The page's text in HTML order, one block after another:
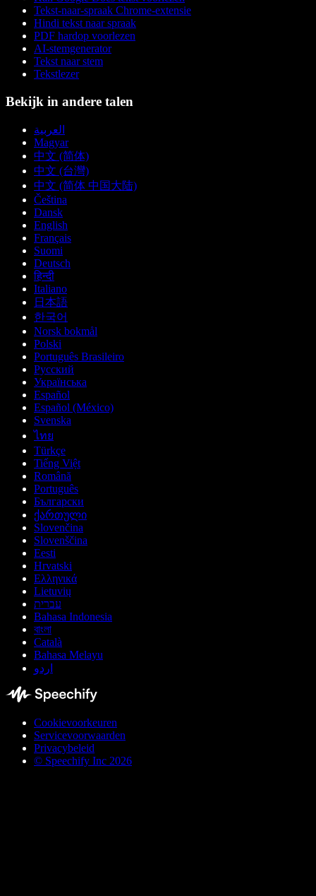
Tekst-naar-spraak Chrome-extensie
Hindi tekst naar spraak
PDF hardop voorlezen
AI-stemgenerator
Tekst naar stem
Tekstlezer
Bekijk in andere talen
العربية
Magyar
中文 (简体)
中文 (台灣)
中文 (简体 中国大陆)
Čeština
Dansk
English
Français
Suomi
Deutsch
हिन्दी
Italiano
日本語
한국어
Norsk bokmål
Polski
Português Brasileiro
Русский
Українська
Español
Español (México)
Svenska
ไทย
Türkçe
Tiếng Việt
Română
Português
Български
ქართული
Slovenčina
Slovenščina
Eesti
Hrvatski
Ελληνικά
Lietuvių
עברית
Bahasa Indonesia
বাংলা
Català
Bahasa Melayu
اردو
Cookievoorkeuren
Servicevoorwaarden
Privacybeleid
© Speechify Inc 2026